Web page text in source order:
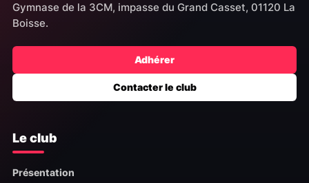
Gymnase de la 3CM, impasse du Grand Casset, 01120 La
Boisse.
Adhérer
Contacter le club
Le club
Présentation